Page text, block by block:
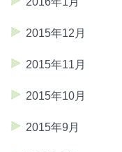
2015年12月
2015年11月
2015年10月
2015年9月